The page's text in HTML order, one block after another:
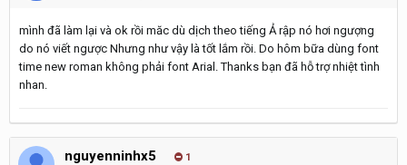
mình đã làm lại và ok rồi măc dù dịch theo tiếng Ả rập nó hơi ngượng
do nó viết ngược Nhưng như vậy là tốt lắm rồi. Do hôm bữa dùng font
time new roman không phải font Arial. Thanks bạn đã hỗ trợ nhiệt tình
nhan.
nguyenninhx5 1